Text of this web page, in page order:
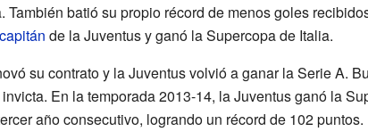
También batió su propio récord de menos goles
capitán de la Juventus y ganó la Supercopa de Italia.
su contrato y la Juventus volvió a ganar la Serie A.
En la temporada 2013-14, la Juventus ganó la
año consecutivo, logrando un récord de 102 puntos.